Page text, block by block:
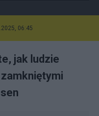
06:45
jak ludzie